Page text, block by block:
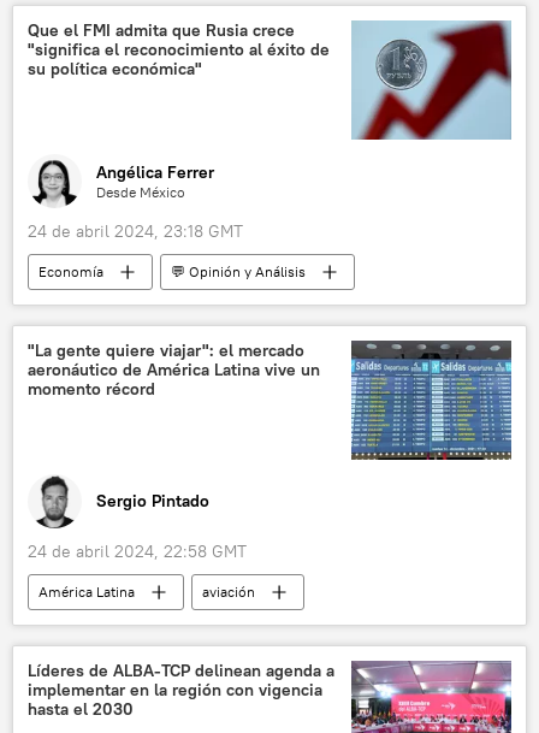
Movimiento Ciudadano
Jorge Álvarez Máynez
Elecciones presidenciales en México (2024)
Que el FMI admita que Rusia crece
"significa el reconocimiento al éxito de
su política económica"
Angélica Ferrer
Desde México
24 de abril 2024, 23:18 GMT
Economía
💬 Opinión y Análisis
Fondo Monetario Internacional (FMI)
Rusia
📈 Mercados y finanzas
📰 Operación rusa de desmilitarización y desnazificación de Ucrania
Universidad Nacional Autónoma de México (UNAM)
EEUU
"La gente quiere viajar": el mercado
aeronáutico de América Latina vive un
momento récord
Sergio Pintado
24 de abril 2024, 22:58 GMT
América Latina
aviación
aviación civil
México
Brasil
Colombia
Venezuela
Latam
Avianca
📈 Mercados y finanzas
Líderes de ALBA-TCP delinean agenda a
implementar en la región con vigencia
hasta el 2030